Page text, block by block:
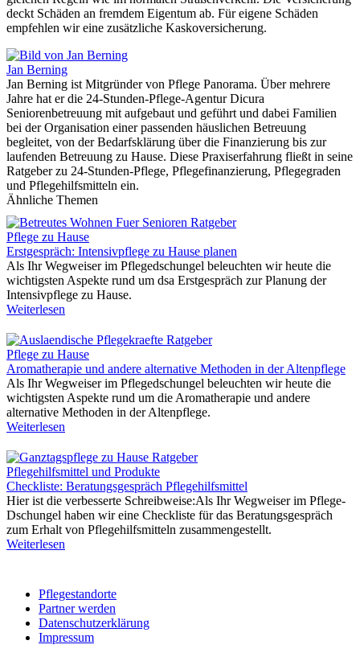
deckt Schäden an fremdem Eigentum ab. Für eigene Schäden
empfehlen wir eine zusätzliche Kaskoversicherung.
Jan Berning
Jan Berning ist Mitgründer von Pflege Panorama. Über mehrere
Jahre hat er die 24-Stunden-Pflege-Agentur Dicura
Seniorenbetreuung mit aufgebaut und geführt und dabei Familien
bei der Organisation einer passenden häuslichen Betreuung
begleitet, von der Bedarfsklärung über die Finanzierung bis zur
laufenden Betreuung zu Hause. Diese Praxiserfahrung fließt in seine
Ratgeber zu 24-Stunden-Pflege, Pflegefinanzierung, Pflegegraden
und Pflegehilfsmitteln ein.
Ähnliche Themen
Pflege zu Hause
Erstgespräch: Intensivpflege zu Hause planen
Als Ihr Wegweiser im Pflegedschungel beleuchten wir heute die
wichtigsten Aspekte rund um dsa Erstgespräch zur Planung der
Intensivpflege zu Hause.
Weiterlesen
Pflege zu Hause
Aromatherapie und andere alternative Methoden in der Altenpflege
Als Ihr Wegweiser im Pflegedschungel beleuchten wir heute die
wichtigsten Aspekte rund um die Aromatherapie und andere
alternative Methoden in der Altenpflege.
Weiterlesen
Pflegehilfsmittel und Produkte
Checkliste: Beratungsgespräch Pflegehilfsmittel
Hier ist die verbesserte Schreibweise:Als Ihr Wegweiser im Pflege-
Dschungel haben wir eine Checkliste für das Beratungsgespräch
zum Erhalt von Pflegehilfsmitteln zusammengestellt.
Weiterlesen
Pflegestandorte
Partner werden
Datenschutzerklärung
Impressum